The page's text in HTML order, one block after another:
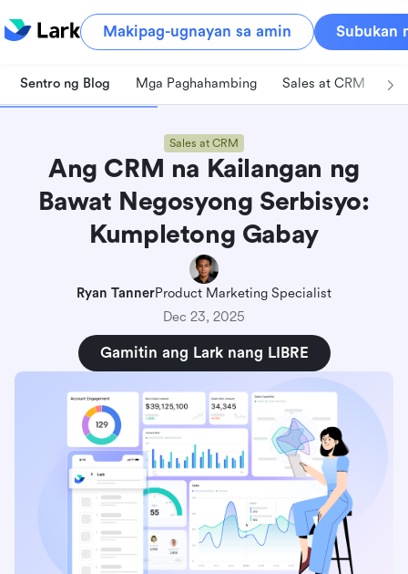
Makipag-ugnayan sa amin Subukan
Sentro ng Blog Mga Paghahambing Sales at CRM
Sales at CRM
Ang CRM na Kailangan ng
Bawat Negosyong Serbisyo:
Kumpletong Gabay
Ryan TannerProduct Marketing Specialist
Dec 23, 2025
Gamitin ang Lark nang LIBRE